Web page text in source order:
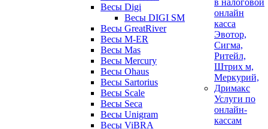
Весы Digi
Весы DIGI SM
Весы GreatRiver
Весы M-ER
Весы Mas
Весы Mercury
Весы Ohaus
Весы Sartorius
Весы Scale
Весы Seca
Весы Unigram
Весы ViBRA
Услуги по
онлайн-
кассам